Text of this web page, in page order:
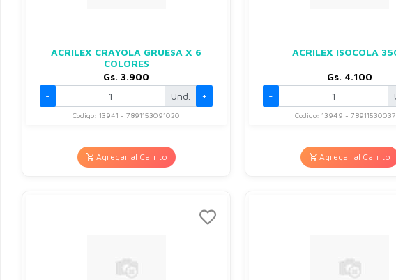
ACRILEX CRAYOLA GRUESA X 6
COLORES
Gs. 3.900
-
Und. +
Codigo: 13941 - 7891153091020
Agregar al Carrito
ACRILEX ISOCOLA
Gs. 4.100
-
Codigo: 13949 -
Agregar al Carrito